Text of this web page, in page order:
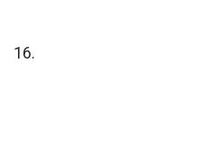
16.